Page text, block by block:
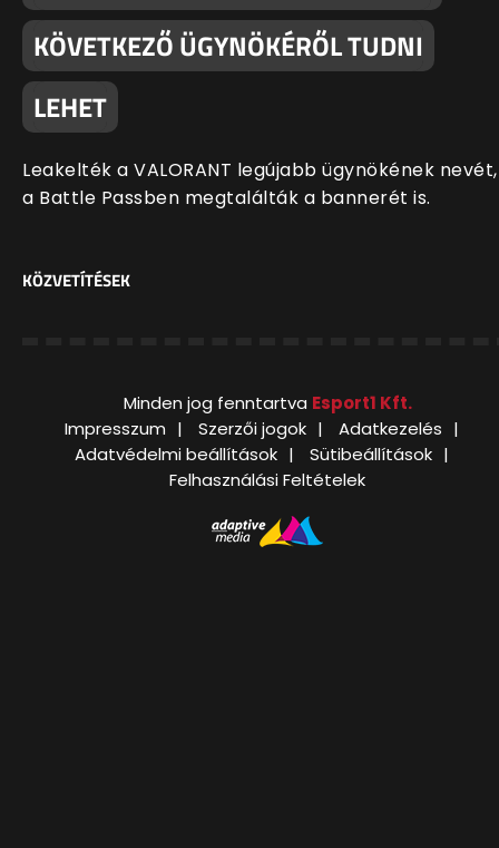
KÖVETKEZŐ ÜGYNÖKÉRŐL TUDNI
LEHET
Leakelték a VALORANT legújabb ügynökének nevét,
a Battle Passben megtalálták a bannerét is.
KÖZVETÍTÉSEK
Minden jog fenntartva Esport1 Kft.
Impresszum
Szerzői jogok
Adatkezelés
Adatvédelmi beállítások
Sütibeállítások
Felhasználási Feltételek